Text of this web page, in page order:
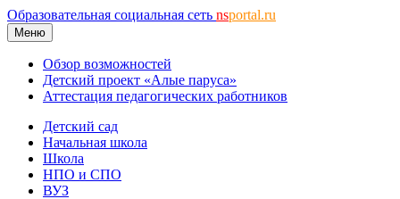
Образовательная социальная сеть nsportal.ru
Меню
Обзор возможностей
Детский проект «Алые паруса»
Аттестация педагогических работников
Детский сад
Начальная школа
Школа
НПО и СПО
ВУЗ